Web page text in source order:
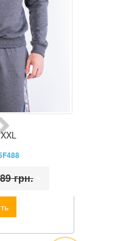
XXL
грн.